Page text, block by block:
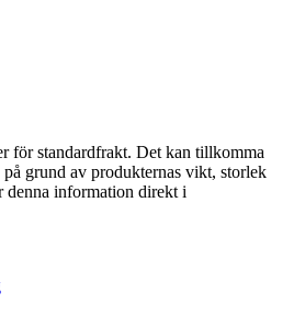
för standardfrakt. Det kan tillkomma
grund av produkternas vikt, storlek
denna information direkt i